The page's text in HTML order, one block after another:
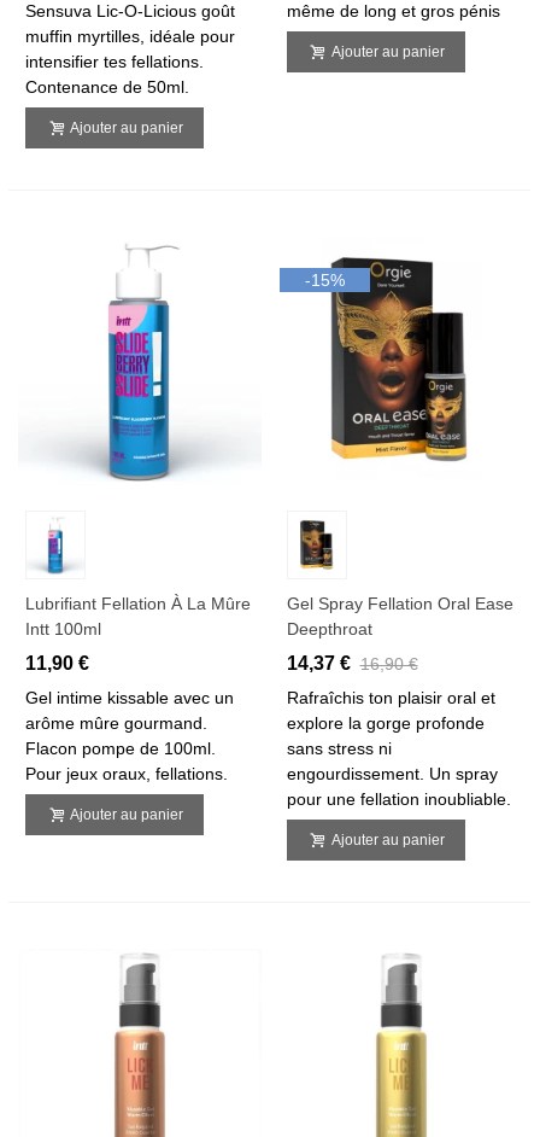
Sensuva Lic-O-Licious goût
muffin myrtilles, idéale pour
intensifier tes fellations.
Contenance de 50ml.
Ajouter au panier
même de long et gros pénis
Ajouter au panier
Lubrifiant Fellation À La Mûre
Intt 100ml
11,90 €
Gel intime kissable avec un
arôme mûre gourmand.
Flacon pompe de 100ml.
Pour jeux oraux, fellations.
Ajouter au panier
-15%
Gel Spray Fellation Oral Ease
Deepthroat
14,37 € 16,90 €
Rafraîchis ton plaisir oral et
explore la gorge profonde
sans stress ni
engourdissement. Un spray
pour une fellation inoubliable.
Ajouter au panier